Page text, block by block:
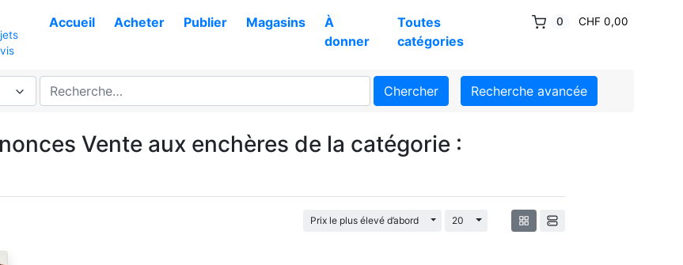
Accueil Acheter Publier Magasins
À
donner
Toutes
catégories
0 CHF 0,00
Chercher Recherche avancée
Vente aux enchères de la catégorie :
Prix le plus élevé d’abord Basculement Dropdown
20 Basculement Dropdown